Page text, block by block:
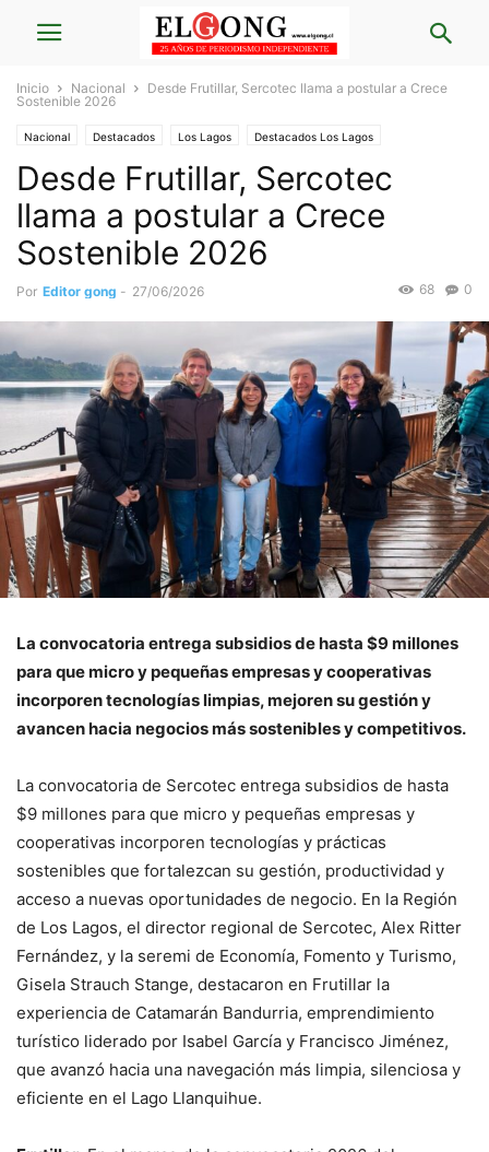
Inicio Nacional
Desde Frutillar, Sercotec llama a postular a Crece
Sostenible 2026
Nacional Destacados Los Lagos Destacados Los Lagos
Crónicas Nacional Economía
Desde Frutillar, Sercotec
llama a postular a Crece
Sostenible 2026
Por Editor gong - 27/06/2026 0
68
La convocatoria entrega subsidios de hasta $9 millones
para que micro y pequeñas empresas y cooperativas
incorporen tecnologías limpias, mejoren su gestión y
avancen hacia negocios más sostenibles y competitivos.
La convocatoria de Sercotec entrega subsidios de hasta
$9 millones para que micro y pequeñas empresas y
cooperativas incorporen tecnologías y prácticas
sostenibles que fortalezcan su gestión, productividad y
acceso a nuevas oportunidades de negocio. En la Región
de Los Lagos, el director regional de Sercotec, Alex Ritter
Fernández, y la seremi de Economía, Fomento y Turismo,
Gisela Strauch Stange, destacaron en Frutillar la
experiencia de Catamarán Bandurria, emprendimiento
turístico liderado por Isabel García y Francisco Jiménez,
que avanzó hacia una navegación más limpia, silenciosa y
eficiente en el Lago Llanquihue.